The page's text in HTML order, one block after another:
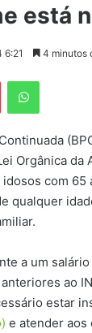
está
6:21 4 minutos
PinterestWhatsApp
Orgânica da
com 65
qualquer
a um
ao
estar
e atender aos